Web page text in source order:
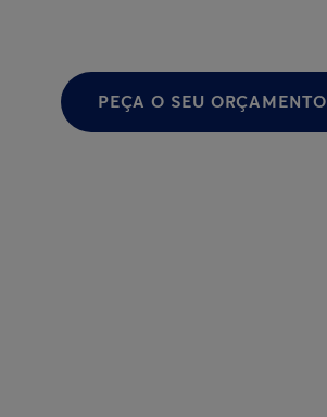
PEÇA O SEU ORÇAMENTO